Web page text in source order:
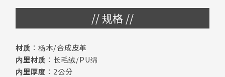
// 规格 //
材质 ：杨木/合成皮革
内里材质 ：长毛绒/PU绵
内里厚度 ：2公分